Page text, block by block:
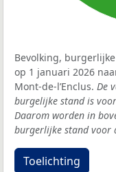
Bevolking,
op 1 januari 2026
Mont-de-l’Enclus. De
burgelijke stand is
Daarom worden in
burgerlijke stand voor
Toelichting